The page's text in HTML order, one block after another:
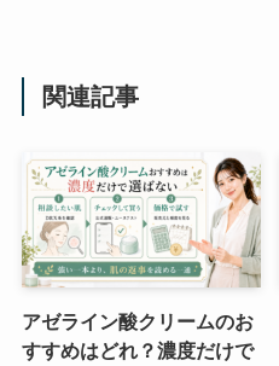
関連記事
アゼライン酸クリームのお
すすめはどれ？濃度だけで